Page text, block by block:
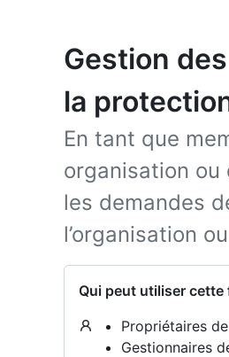
Gestion
la
En tant que
organisation ou
les demandes
l’organisation
Qui peut utiliser
Propriétaires
Gestionnaires